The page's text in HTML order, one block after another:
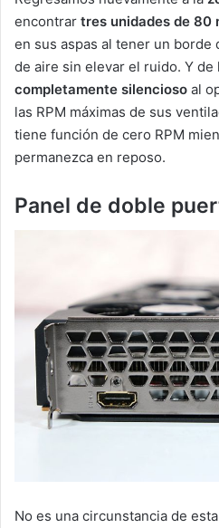
encontrar tres unidades de 80
en sus aspas al tener un borde
de aire sin elevar el ruido. Y de
completamente silencioso al
las RPM máximas de sus
tiene función de cero RPM
permanezca en reposo.
Panel de doble
No es una circunstancia de esta